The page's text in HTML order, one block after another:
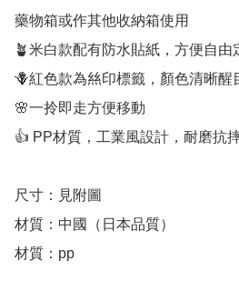
藥物箱或作其他收納箱使用
🪴米白款配有防水貼紙，方便自由
🪻紅色款為𢇁印標籤，顏色清晰醒
🌸一拎即走方便移動
👍 PP材質，工業風設計，耐磨抗
尺寸：見附圖
材質：中國（日本品質）
材質：pp